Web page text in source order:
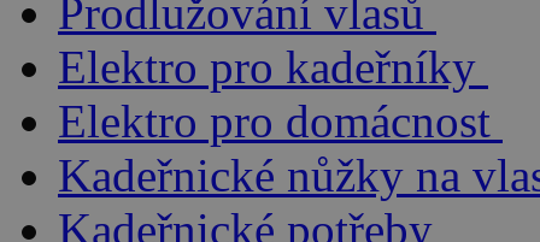
Prodlužování vlasů
Elektro pro kadeřníky
Elektro pro domácnost
Kadeřnické nůžky na
Kadeřnické potřeby